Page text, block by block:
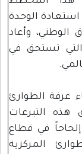
الوحدة
الوطني، وأعاد
التي تستحق في
غرفة الطوارئ
هذه التبرعات
إلحاحاً في قطاع
المركزية